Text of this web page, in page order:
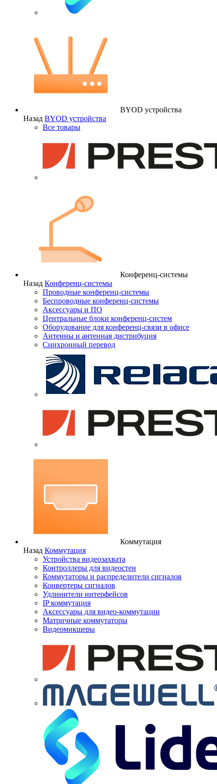
BYOD устройства
Назад BYOD устройства
Все товары
Конференц-системы
Назад Конференц-системы
Проводные конференц-системы
Беспроводные конференц-системы
Аксессуары и ПО
Центральные блоки конференц-систем
Оборудование для конференц-связи в офисе
Антенны и антенная дистрибуция
Синхронный перевод
Коммутация
Назад Коммутация
Устройства видеозахвата
Контроллеры для видеостен
Коммутаторы и распределители сигналов
Конвертеры сигналов
Удлинители интерфейсов
IP коммутация
Аксессуары для видео-коммутации
Матричные коммутаторы
Видеомикшеры